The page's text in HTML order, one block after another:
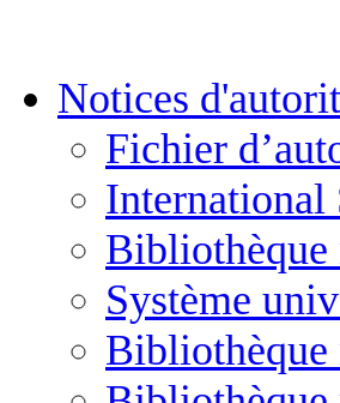
Notices
Fichier
International
Bibliothèque
Système
Bibliothèque